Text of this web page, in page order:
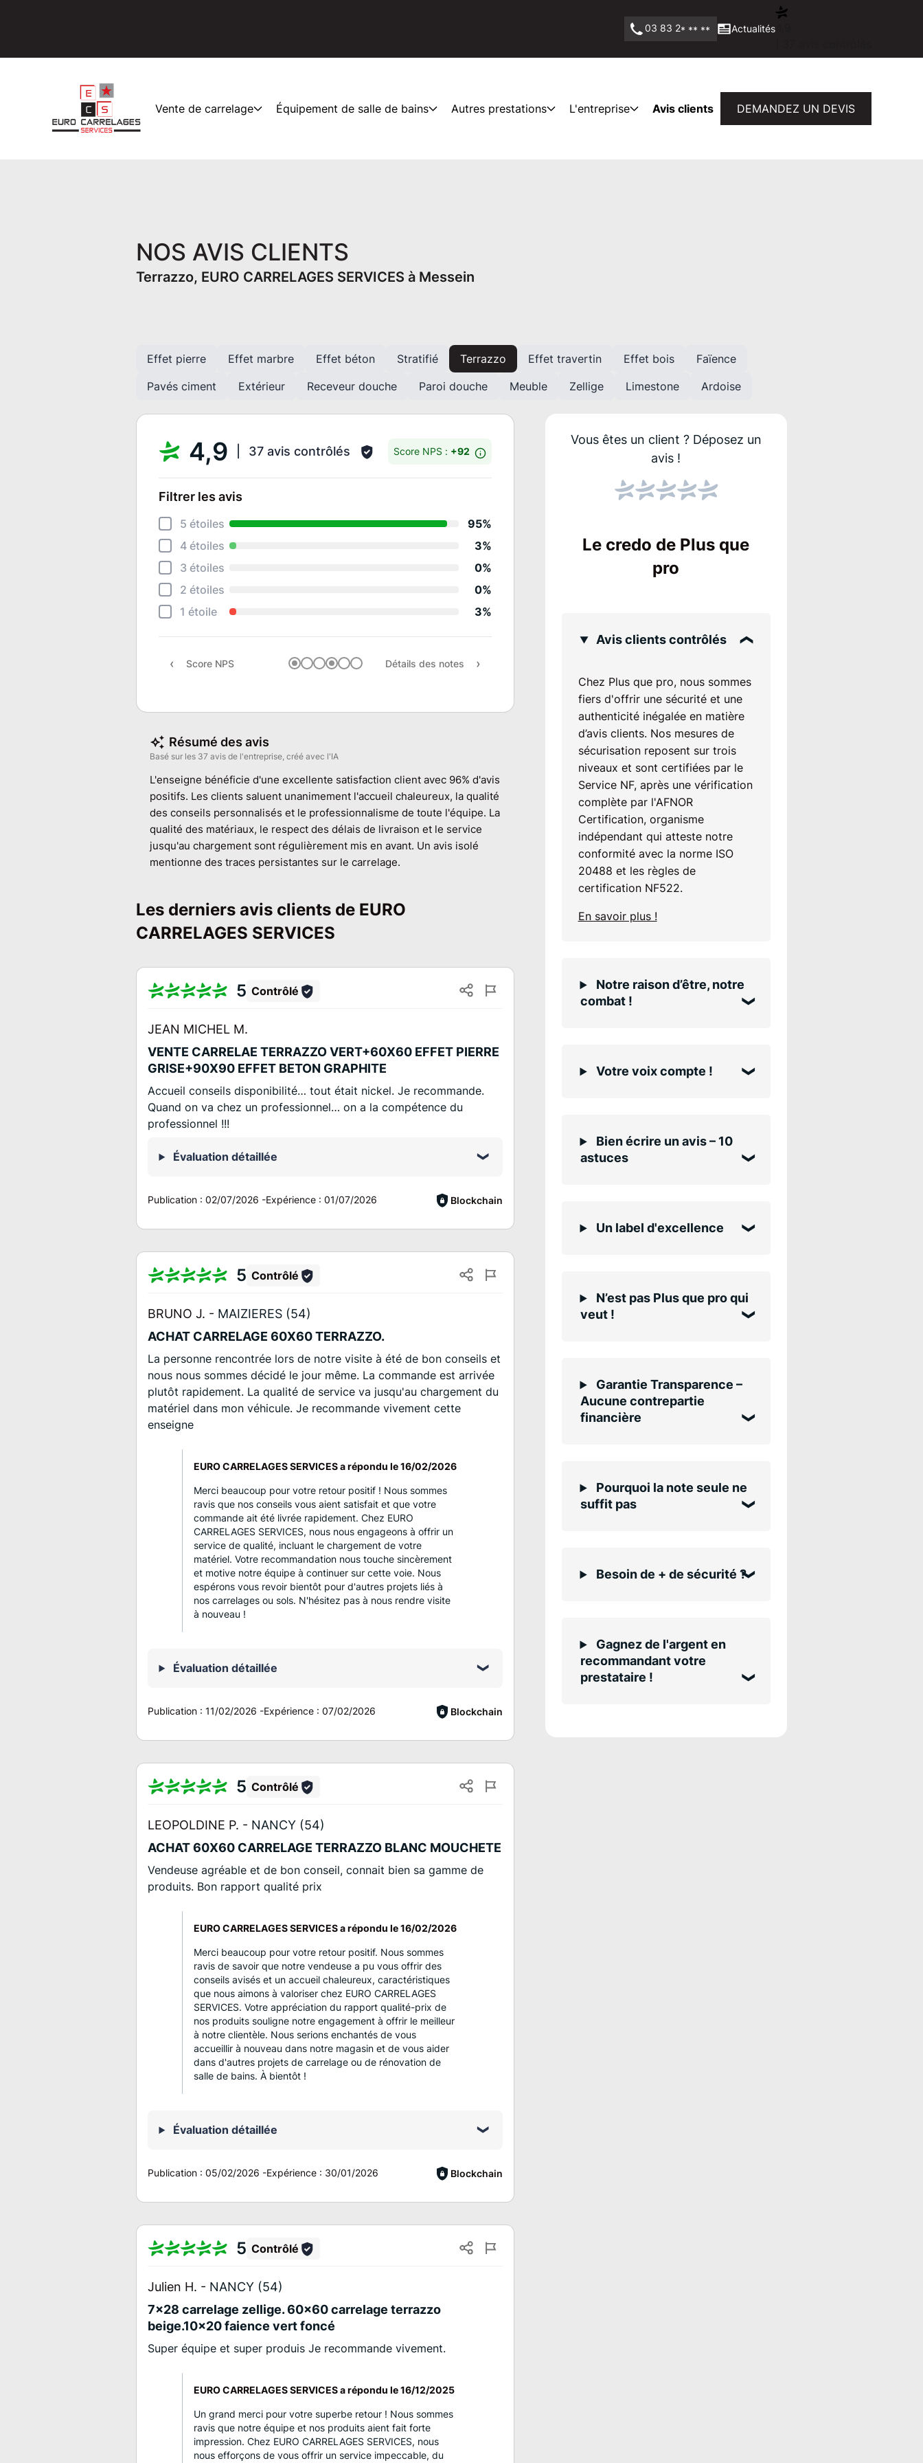
03 83 2* ** ** Actualités4,9
Vente de carrelage Équipement de salle de bains Autres prestations L'entreprise Avis clients DEMANDEZ UN DEVIS
Terrazzo, EURO CARRELAGES SERVICES à Messein
NOS AVIS CLIENTS
Effet pierre Effet marbre Effet béton Stratifié Terrazzo Effet travertin Effet bois
Faïence
Pavés ciment
Extérieur Receveur douche Paroi douche Meuble Zellige Limestone Ardoise
4,9 37 avis contrôlés Score NPS : +92
Filtrer les avis
5 étoiles
95%
4 étoiles
3%
3 étoiles
0%
2 étoiles
0%
1 étoile
3%
Rapport qualité / prix
Recommandation
Score NPS Détails des notes
Résumé des avis
Basé sur les 37 avis de l'entreprise, créé avec l'IA
L'enseigne bénéficie d'une excellente satisfaction client avec 96% d'avis
positifs. Les clients saluent unanimement l'accueil chaleureux, la qualité
des conseils personnalisés et le professionnalisme de toute l'équipe. La
qualité des matériaux, le respect des délais de livraison et le service
jusqu'au chargement sont régulièrement mis en avant. Un avis isolé
mentionne des traces persistantes sur le carrelage.
Les derniers avis clients de EURO
CARRELAGES SERVICES
5 Contrôlé
JEAN MICHEL M.
VENTE CARRELAE TERRAZZO VERT+60X60 EFFET PIERRE
GRISE+90X90 EFFET BETON GRAPHITE
Accueil conseils disponibilité… tout était nickel. Je recommande.
Quand on va chez un professionnel… on a la compétence du
professionnel !!!
Évaluation détaillée
Publication :02/07/2026 -Expérience :01/07/2026 Blockchain
5 Contrôlé
BRUNO J. - MAIZIERES (54)
ACHAT CARRELAGE 60X60 TERRAZZO.
La personne rencontrée lors de notre visite à été de bon conseils et
nous nous sommes décidé le jour même. La commande est arrivée
plutôt rapidement. La qualité de service va jusqu'au chargement du
matériel dans mon véhicule. Je recommande vivement cette
enseigne
EURO CARRELAGES SERVICES a répondu le16/02/2026
Merci beaucoup pour votre retour positif ! Nous sommes
ravis que nos conseils vous aient satisfait et que votre
commande ait été livrée rapidement. Chez EURO
CARRELAGES SERVICES, nous nous engageons à offrir un
service de qualité, incluant le chargement de votre
matériel. Votre recommandation nous touche sincèrement
et motive notre équipe à continuer sur cette voie. Nous
espérons vous revoir bientôt pour d'autres projets liés à
nos carrelages ou sols. N'hésitez pas à nous rendre visite
à nouveau !
Évaluation détaillée
Publication :11/02/2026 -Expérience :07/02/2026 Blockchain
5 Contrôlé
LEOPOLDINE P. - NANCY (54)
ACHAT 60X60 CARRELAGE TERRAZZO BLANC MOUCHETE
Vendeuse agréable et de bon conseil, connait bien sa gamme de
produits. Bon rapport qualité prix
EURO CARRELAGES SERVICES a répondu le16/02/2026
Merci beaucoup pour votre retour positif. Nous sommes
ravis de savoir que notre vendeuse a pu vous offrir des
conseils avisés et un accueil chaleureux, caractéristiques
que nous aimons à valoriser chez EURO CARRELAGES
SERVICES. Votre appréciation du rapport qualité-prix de
nos produits souligne notre engagement à offrir le meilleur
à notre clientèle. Nous serions enchantés de vous
accueillir à nouveau dans notre magasin et de vous aider
dans d'autres projets de carrelage ou de rénovation de
salle de bains. À bientôt !
Évaluation détaillée
Publication :05/02/2026 -Expérience : 30/01/2026 Blockchain
5 Contrôlé
Julien H. - NANCY (54)
7x28 carrelage zellige. 60x60 carrelage terrazzo
beige.10x20 faience vert foncé
Super équipe et super produis Je recommande vivement.
EURO CARRELAGES SERVICES a répondu le16/12/2025
Un grand merci pour votre superbe retour ! Nous sommes
ravis que notre équipe et nos produits aient fait forte
impression. Chez EURO CARRELAGES SERVICES, nous
nous efforçons de vous offrir un service impeccable, du
Vous êtes un client ? Déposez un
avis !
Le credo de Plus que
pro
Avis clients contrôlés
Chez Plus que pro, nous sommes
fiers d'offrir une sécurité et une
authenticité inégalée en matière
d’avis clients. Nos mesures de
sécurisation reposent sur trois
niveaux et sont certifiées par le
Service NF, après une vérification
complète par l'AFNOR
Certification, organisme
indépendant qui atteste notre
conformité avec la norme ISO
20488 et les règles de
certification NF522.
En savoir plus !
Notre raison d’être, notre
combat !
Votre voix compte !
Bien écrire un avis – 10
astuces
Un label d'excellence
N’est pas Plus que pro qui
veut !
Garantie Transparence –
Aucune contrepartie
financière
Pourquoi la note seule ne
suffit pas
Besoin de + de sécurité ?
Gagnez de l'argent en
recommandant votre
prestataire !